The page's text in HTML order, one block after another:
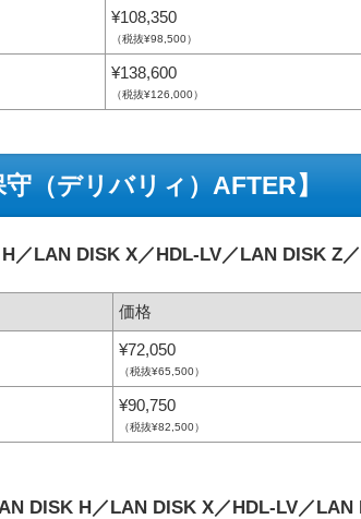
¥108,350
（税抜¥98,500）
¥138,600
（税抜¥126,000）
守（デリバリィ）AFTER】
／LAN DISK X／HDL-LV／LAN DISK Z
価格
¥72,050
（税抜¥65,500）
¥90,750
（税抜¥82,500）
DISK H／LAN DISK X／HDL-LV／LAN